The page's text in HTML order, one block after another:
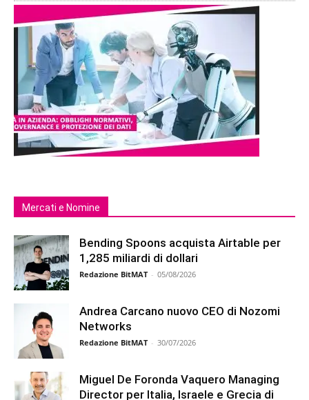
Mercati e Nomine
Bending Spoons acquista Airtable per
1,285 miliardi di dollari
Redazione BitMAT - 05/08/2026
Andrea Carcano nuovo CEO di Nozomi
Networks
Redazione BitMAT - 30/07/2026
Miguel De Foronda Vaquero Managing
Director per Italia, Israele e Grecia di